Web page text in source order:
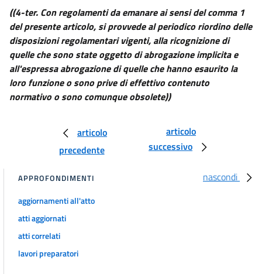
((4-ter. Con regolamenti da emanare ai sensi del comma 1
del presente articolo, si provvede al periodico riordino delle
disposizioni regolamentari vigenti, alla ricognizione di
quelle che sono state oggetto di abrogazione implicita e
all'espressa abrogazione di quelle che hanno esaurito la
loro funzione o sono prive di effettivo contenuto
normativo o sono comunque obsolete))
articolo
precedente
articolo
successivo
nascondi
APPROFONDIMENTI
aggiornamenti all'atto
atti aggiornati
atti correlati
lavori preparatori